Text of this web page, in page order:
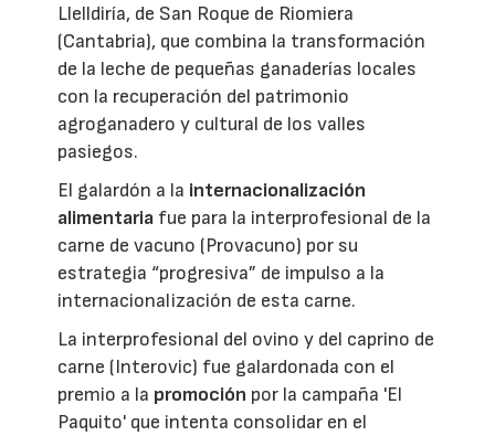
Llelldiría, de San Roque de Riomiera
(Cantabria), que combina la transformación
de la leche de pequeñas ganaderías locales
con la recuperación del patrimonio
agroganadero y cultural de los valles
pasiegos.
El galardón a la internacionalización
alimentaria fue para la interprofesional de la
carne de vacuno (Provacuno) por su
estrategia “progresiva” de impulso a la
internacionalización de esta carne.
La interprofesional del ovino y del caprino de
carne (Interovic) fue galardonada con el
premio a la promoción por la campaña 'El
Paquito' que intenta consolidar en el